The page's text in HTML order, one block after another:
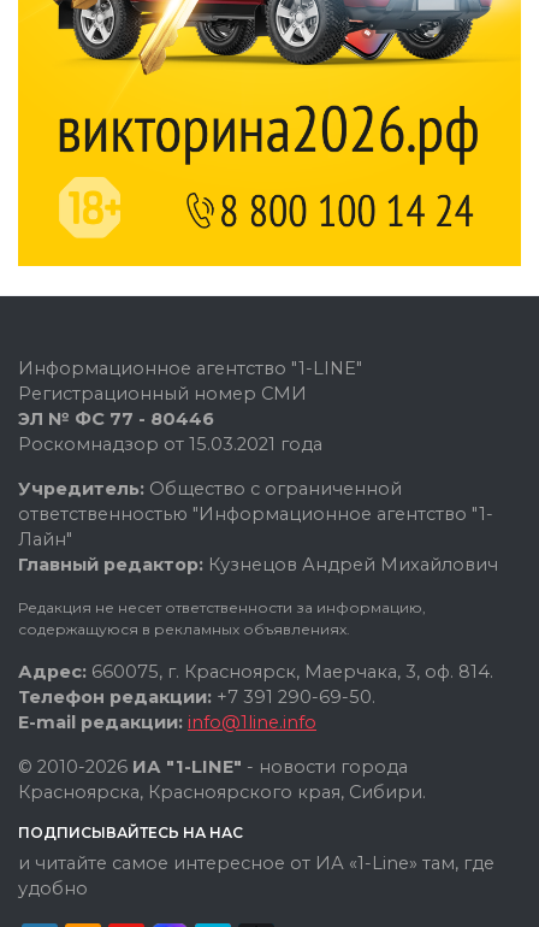
Информационное агентство "1-LINE"
Регистрационный номер СМИ
ЭЛ № ФС 77 - 80446
Роскомнадзор от 15.03.2021 года
Учредитель: Общество с ограниченной
ответственностью "Информационное агентство "1-
Лайн"
Главный редактор: Кузнецов Андрей Михайлович
Редакция не несет ответственности за информацию,
содержащуюся в рекламных объявлениях.
Адрес: 660075, г. Красноярск, Маерчака, 3, оф. 814.
Телефон редакции: +7 391 290-69-50.
E-mail редакции: info@1line.info
© 2010-2026 ИА "1-LINE" - новости города
Красноярска, Красноярского края, Сибири.
ПОДПИСЫВАЙТЕСЬ НА НАС
и читайте самое интересное от ИА «1-Line» там, где
удобно